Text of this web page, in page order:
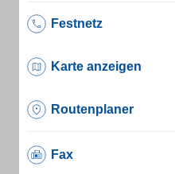
Festnetz
Karte anzeigen
Routenplaner
Fax